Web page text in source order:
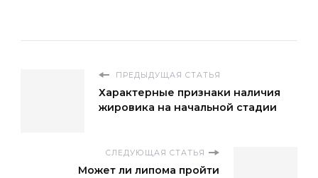
ПРЕДЫДУЩАЯ СТАТЬЯ
Характерные признаки наличия
жировика на начальной стадии
СЛЕДУЮЩАЯ СТАТЬЯ
Может ли липома пройти